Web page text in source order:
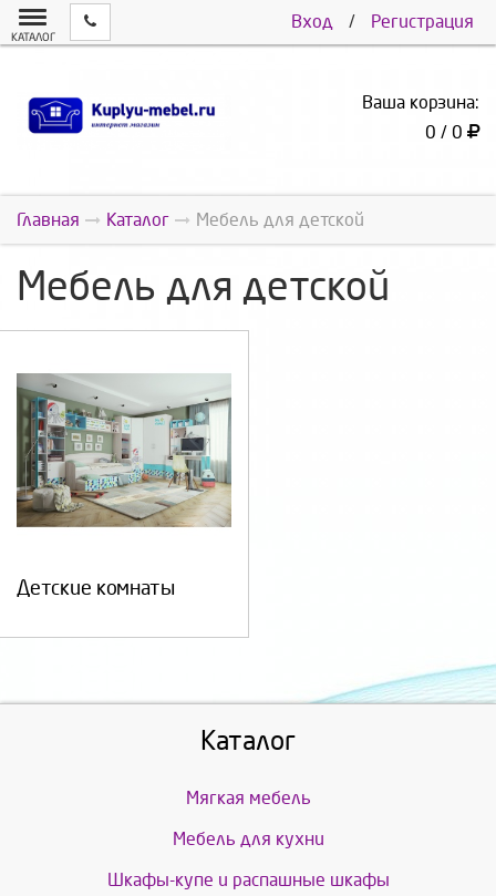
Вход / Регистрация
КАТАЛОГ
Ваша корзина:
0 / 0
Главная Каталог Мебель для детской
Мебель для детской
Детские комнаты
Каталог
Мягкая мебель
Мебель для кухни
Шкафы-купе и распашные шкафы